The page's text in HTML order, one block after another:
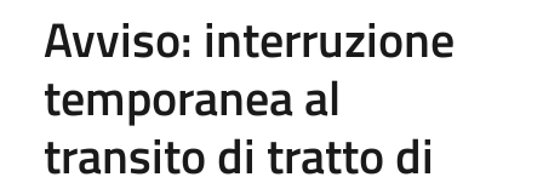
Avviso: interruzione
temporanea al
transito di tratto di